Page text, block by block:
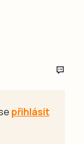
přihlásit